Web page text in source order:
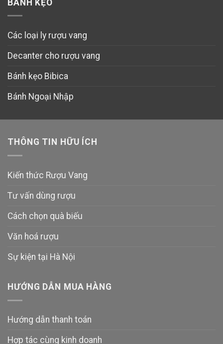
BÁNH KẸO
Các loại ly rượu vang
Decanter cho rượu vang
Bánh kẹo Bibica
Bánh Ngoại Nhập
THÔNG TIN HỮU ÍCH
Kiến thức Rượu Vang
Tư vấn dùng rượu
Cách chọn quà biếu
Văn hoá rượu
Sự kiện tại Hà Nội
HƯỚNG DẪN MUA HÀNG
Hướng dẫn thanh toán
Hợp tác cùng kinh doanh